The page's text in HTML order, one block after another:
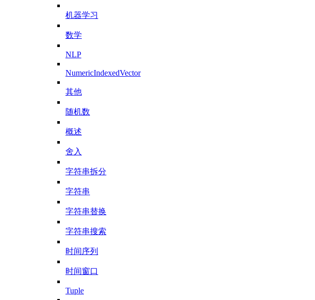
机器学习
数学
NLP
NumericIndexedVector
其他
随机数
概述
舍入
字符串拆分
字符串
字符串替换
字符串搜索
时间序列
时间窗口
Tuple